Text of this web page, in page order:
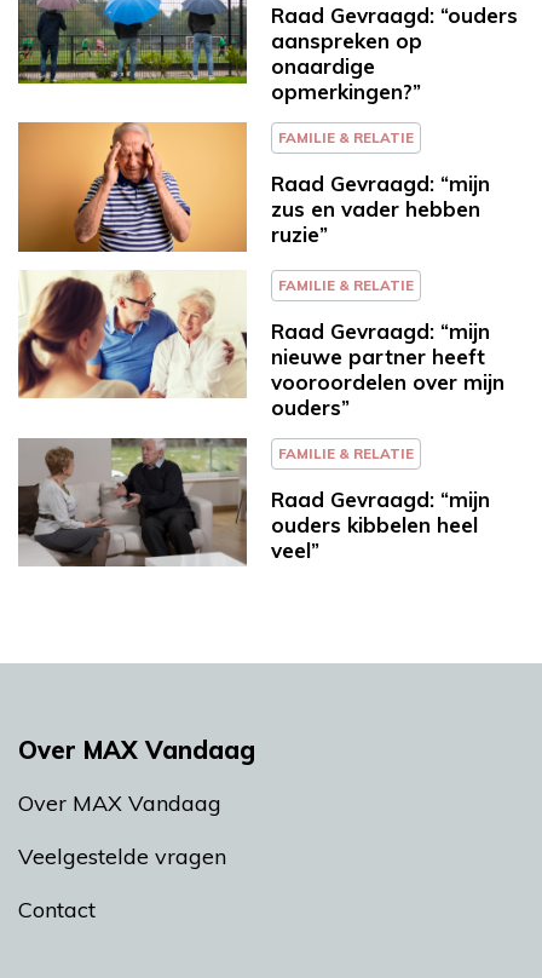
Raad Gevraagd: “ouders
aanspreken op
onaardige
opmerkingen?”
FAMILIE & RELATIE
Raad Gevraagd: “mijn
zus en vader hebben
ruzie”
FAMILIE & RELATIE
Raad Gevraagd: “mijn
nieuwe partner heeft
vooroordelen over mijn
ouders”
FAMILIE & RELATIE
Raad Gevraagd: “mijn
ouders kibbelen heel
veel”
Over MAX Vandaag
Over MAX Vandaag
Veelgestelde vragen
Contact